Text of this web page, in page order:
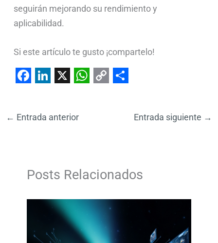
seguirán mejorando su rendimiento y
aplicabilidad.
Si este artículo te gusto ¡compartelo!
c
n
d
I
n
a
A
p
p
i
n
k
← Entrada anterior Entrada siguiente →
Posts Relacionados